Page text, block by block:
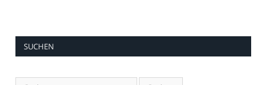
SUCHEN